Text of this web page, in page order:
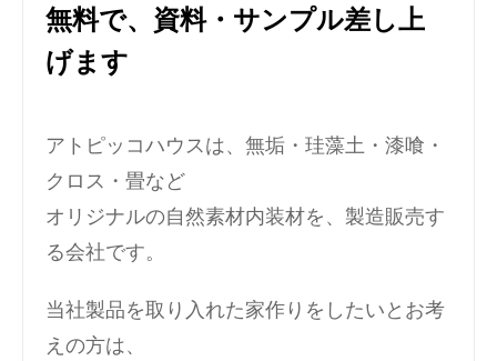
無料で、資料・サンプル差し上
げます
アトピッコハウスは、無垢・珪藻土・漆喰・
クロス・畳など
オリジナルの自然素材内装材を、製造販売す
る会社です。
当社製品を取り入れた家作りをしたいとお考
えの方は、